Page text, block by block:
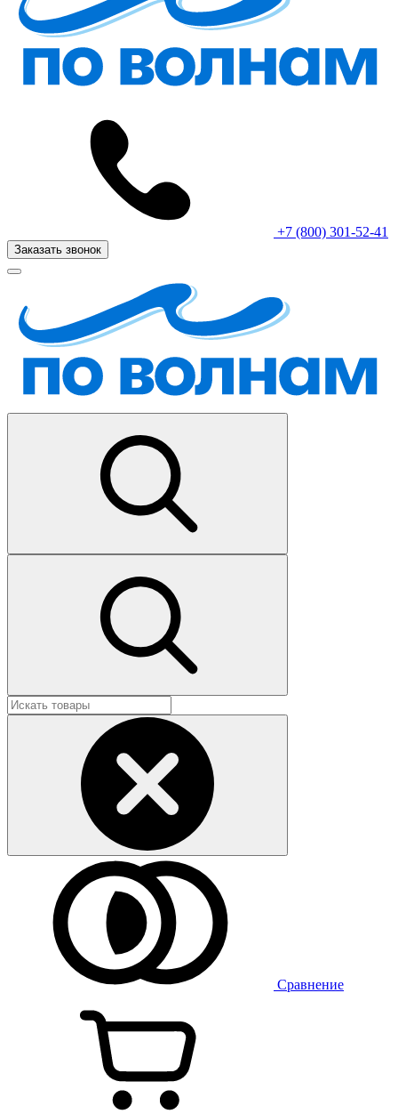
+7 (800) 301-52-41
Заказать звонок
Сравнение